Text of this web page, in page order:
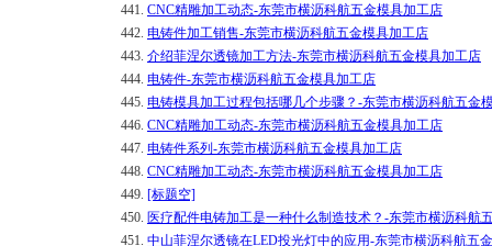
441. CNC精雕加工动态-东莞市横沥科航五金模具加工店
442. 电铸件加工销售-东莞市横沥科航五金模具加工店
443. 介绍菲涅尔透镜加工方法-东莞市横沥科航五金模具加工店
444. 电铸件-东莞市横沥科航五金模具加工店
445. 电铸模具加工过程包括哪几个步骤？-东莞市横沥科航五金
446. CNC精雕加工动态-东莞市横沥科航五金模具加工店
447. 电铸件系列-东莞市横沥科航五金模具加工店
448. CNC精雕加工动态-东莞市横沥科航五金模具加工店
449. [标题空]
450. 医疗配件电铸加工是一种什么制造技术？-东莞市横沥科航
451. 中山菲涅尔透镜在LED投光灯中的应用-东莞市横沥科航五